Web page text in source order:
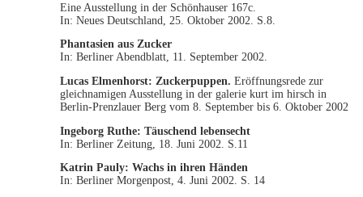
Eine Ausstellung in der Schönhauser 167c.
In: Neues Deutschland, 25. Oktober 2002. S.8.
Phantasien aus Zucker
In: Berliner Abendblatt, 11. September 2002.
Lucas Elmenhorst: Zuckerpuppen. Eröffnungsrede zur
gleichnamigen Ausstellung in der galerie kurt im hirsch in
Berlin-Prenzlauer Berg vom 8. September bis 6. Oktober 2002
Ingeborg Ruthe: Täuschend lebensecht
In: Berliner Zeitung, 18. Juni 2002. S.11
Katrin Pauly: Wachs in ihren Händen
In: Berliner Morgenpost, 4. Juni 2002. S. 14